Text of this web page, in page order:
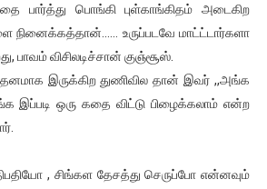
பார்த்து பொங்கி புள்காங்கிதம் அடைகிற
நினைக்கத்தான்...... உருப்படவே மாட்ட்டார்களா
பாவம் விசிலடிச்சான் குஞ்சூஸ்.
இருக்கிற துணிவில தான் இவர் ,,அங்க
இப்படி ஒரு கதை விட்டு பிழைக்கலாம் என்ற
, சிங்கள தேசத்து செருப்போ என்னவும்